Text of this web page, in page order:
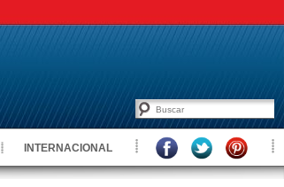
INTERNACIONAL